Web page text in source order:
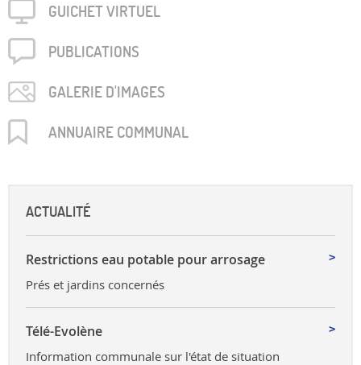
GUICHET VIRTUEL
PUBLICA­TIONS
GALERIE D'IMAGES
ANNUAIRE COMMUNAL
ACTUALITÉ
Restrictions eau potable pour arrosage
Prés et jardins concernés
Télé-Evolène
Information communale sur l'état de situation